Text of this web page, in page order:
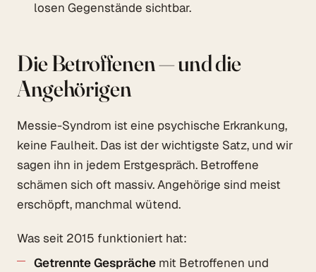
losen Gegenstände sichtbar.
Die Betroffenen — und die
Angehörigen
Messie-Syndrom ist eine psychische Erkrankung,
keine Faulheit. Das ist der wichtigste Satz, und wir
sagen ihn in jedem Erstgespräch. Betroffene
schämen sich oft massiv. Angehörige sind meist
erschöpft, manchmal wütend.
Was seit 2015 funktioniert hat:
Getrennte Gespräche mit Betroffenen und